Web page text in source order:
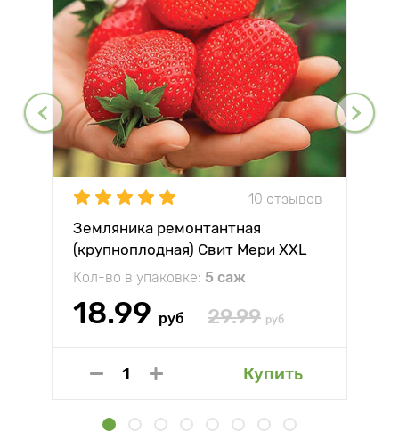
10 отзывов
Земляника ремонтантная
(крупноплодная) Свит Мери XXL
Кол-во в упаковке: 5 саж
18.99 руб 29.99 руб
Купить